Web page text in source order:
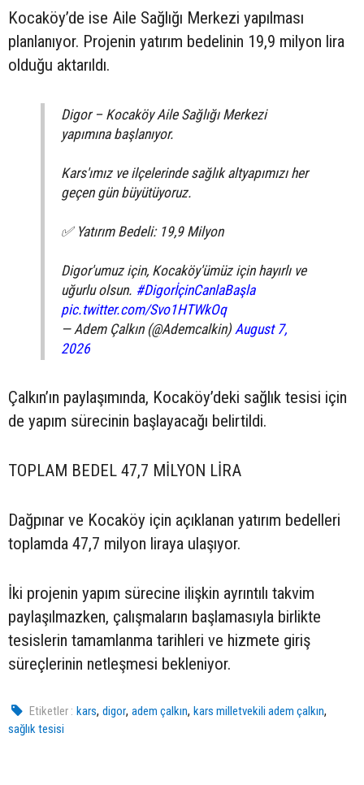
Kocaköy’de ise Aile Sağlığı Merkezi yapılması
planlanıyor. Projenin yatırım bedelinin 19,9 milyon lira
olduğu aktarıldı.
Digor – Kocaköy Aile Sağlığı Merkezi
yapımına başlanıyor.
Kars'ımız ve ilçelerinde sağlık altyapımızı her
geçen gün büyütüyoruz.
✅ Yatırım Bedeli: 19,9 Milyon
Digor'umuz için, Kocaköy'ümüz için hayırlı ve
uğurlu olsun. #DigorİçinCanlaBaşla
pic.twitter.com/Svo1HTWkOq
— Adem Çalkın (@Ademcalkin)August 7,
2026
Çalkın’ın paylaşımında, Kocaköy’deki sağlık tesisi için
de yapım sürecinin başlayacağı belirtildi.
TOPLAM BEDEL 47,7 MİLYON LİRA
Dağpınar ve Kocaköy için açıklanan yatırım bedelleri
toplamda 47,7 milyon liraya ulaşıyor.
İki projenin yapım sürecine ilişkin ayrıntılı takvim
paylaşılmazken, çalışmaların başlamasıyla birlikte
tesislerin tamamlanma tarihleri ve hizmete giriş
süreçlerinin netleşmesi bekleniyor.
Etiketler : kars,digor,adem çalkın,kars milletvekili adem çalkın,
sağlık tesisi